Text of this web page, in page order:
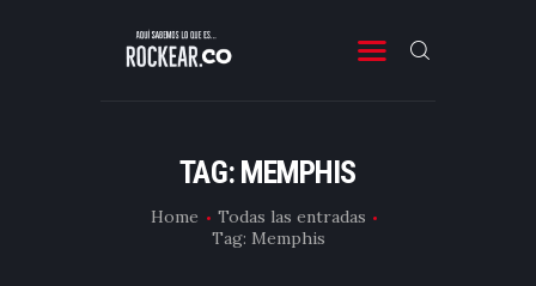
TAG: MEMPHIS
Home
Todas las entradas
Tag: Memphis
SONIDO COLOMBIANO
NOTICIAS Y RESEÑAS